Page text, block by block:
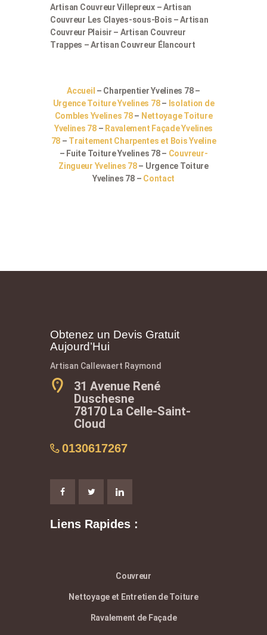
Artisan Couvreur Villepreux – Artisan
Couvreur Les Clayes-sous-Bois – Artisan
Couvreur Plaisir – Artisan Couvreur
Trappes – Artisan Couvreur Élancourt
Accueil – Charpentier Yvelines 78 –
Urgence Toiture Yvelines 78– Isolation de
Combles Yvelines 78– Nettoyage Toiture
Yvelines 78– Ravalement Façade Yvelines
78 – Traitement Charpentes et Bois Yveline
– Fuite Toiture Yvelines 78 – Couvreur-
Zingueur Yvelines 78– Urgence Toiture
Yvelines 78 – Contact
Obtenez un Devis Gratuit
Aujourd’Hui
Artisan Callewaert Raymond
31 Avenue René
Duschesne
78170 La Celle-Saint-
Cloud
0130617267
Liens Rapides :
Couvreur
Nettoyage et Entretien de Toiture
Ravalement de Façade